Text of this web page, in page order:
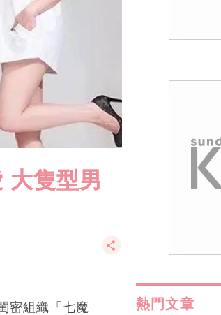
大隻型男
密組織「七魔
熱門文章